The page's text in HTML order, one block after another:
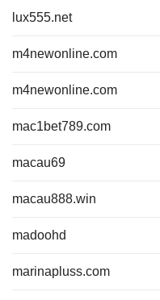
lux555.net
m4newonline.com
m4newonline.com
mac1bet789.com
macau69
macau888.win
madoohd
marinapluss.com